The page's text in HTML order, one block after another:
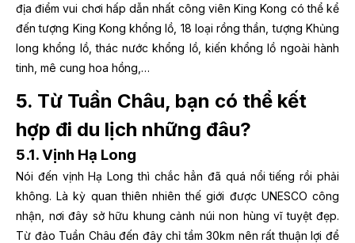
địa điểm vui chơi hấp dẫn nhất công viên King Kong có thể kể
đến tượng King Kong khổng lồ, 18 loại rồng thần, tượng Khủng
long khổng lồ, thác nước khổng lồ, kiến khổng lồ ngoài hành
tinh, mê cung hoa hồng,…
5. Từ Tuần Châu, bạn có thể kết
hợp đi du lịch những đâu?
5.1. Vịnh Hạ Long
Nói đến vịnh Hạ Long thì chắc hẳn đã quá nổi tiếng rồi phải
không. Là kỳ quan thiên nhiên thế giới được UNESCO công
nhận, nơi đây sở hữu khung cảnh núi non hùng vĩ tuyệt đẹp.
Từ đảo Tuần Châu đến đây chỉ tầm 30km nên rất thuận lợi để